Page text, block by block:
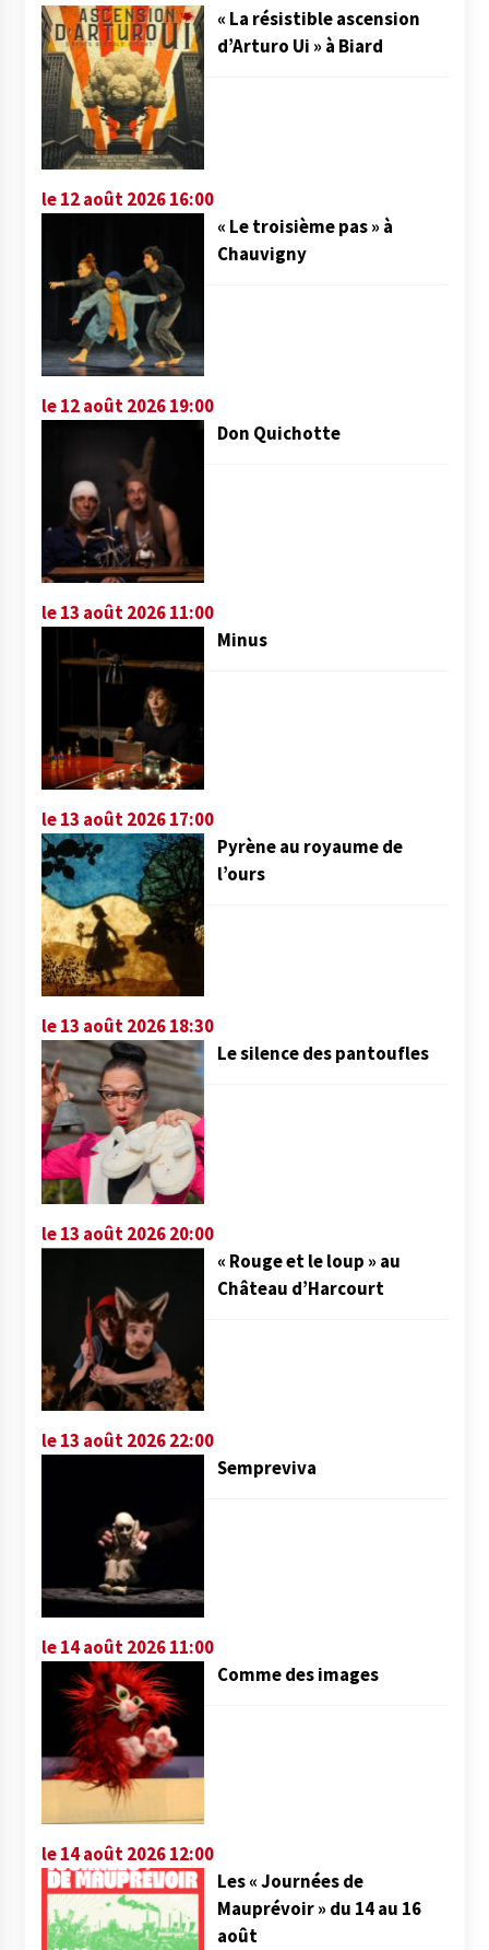
« La résistible ascension
d’Arturo Ui » à Biard
le 12 août 2026 16:00
« Le troisième pas » à
Chauvigny
le 12 août 2026 19:00
Don Quichotte
le 13 août 2026 11:00
Minus
le 13 août 2026 17:00
Pyrène au royaume de
l’ours
le 13 août 2026 18:30
Le silence des pantoufles
le 13 août 2026 20:00
« Rouge et le loup » au
Château d’Harcourt
le 13 août 2026 22:00
Sempreviva
le 14 août 2026 11:00
Comme des images
le 14 août 2026 12:00
Les « Journées de
Mauprévoir » du 14 au 16
août